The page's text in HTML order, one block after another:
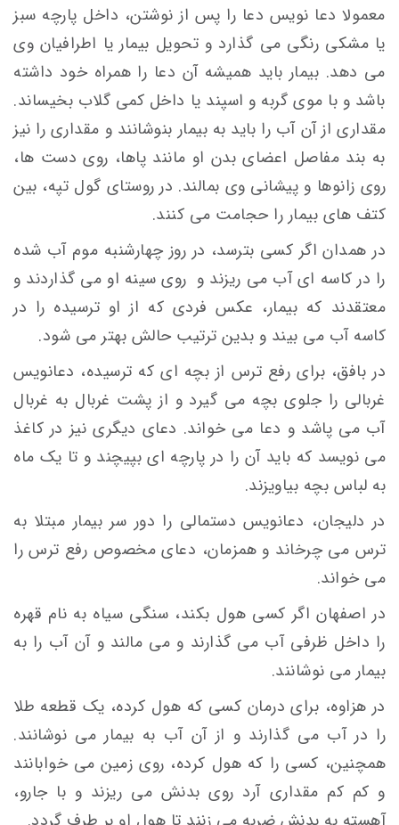
معمولا دعا نويس دعا را پس از نوشتن، داخل پارچه سبز
يا مشكی رنگی می گذارد و تحويل بيمار يا اطرافيان وی
می دهد. بيمار باید هميشه آن دعا را همراه خود داشته
باشد و با موی گربه و اسپند يا داخل كمی گلاب بخيساند.
مقداری از آن آب را باید به بیمار بنوشانند و مقداری را نیز
به بند مفاصل اعضای بدن او مانند پاها، روی دست ها،
روی زانوها و پيشانی وی بمالند. در روستای گول تپه، بين
كتف های بيمار را حجامت می كنند.
در همدان اگر كسی بترسد، در روز چهارشنبه موم آب شده
را در كاسه ای آب می ریزند و روی سينه او می گذاردند و
معتقدند كه بیمار، عكس فردی که از او ترسیده را در
كاسه آب می بيند و بدين ترتیب حالش بهتر می شود.
در بافق، برای رفع ترس از بچه ای که ترسیده، دعانویس
غربالی را جلوی بچه می گیرد و از پشت غربال به غربال
آب می پاشد و دعا می خواند. دعای دیگری نیز در کاغذ
می نویسد که باید آن را در پارچه ای بپیچند و تا یک ماه
به لباس بچه بیاویزند.
در دلیجان، دعانویس دستمالی را دور سر بیمار مبتلا به
ترس می چرخاند و همزمان، دعای مخصوص رفع ترس را
می خواند.
در اصفهان اگر کسی هول بکند، سنگی سیاه به نام قهره
را داخل ظرفی آب می گذارند و می مالند و آن آب را به
بیمار می نوشانند.
در هزاوه، برای درمان کسی که هول کرده، یک قطعه طلا
را در آب می گذارند و از آن آب به بیمار می نوشانند.
همچنین، کسی را که هول کرده، روی زمین می خوابانند
و کم کم مقداری آرد روی بدنش می ریزند و با جارو،